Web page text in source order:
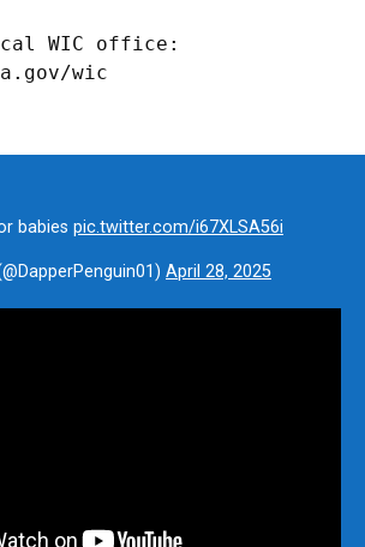
WIC office:
wic
babies pic.twitter.com/i67XLSA56i
April 28, 2025